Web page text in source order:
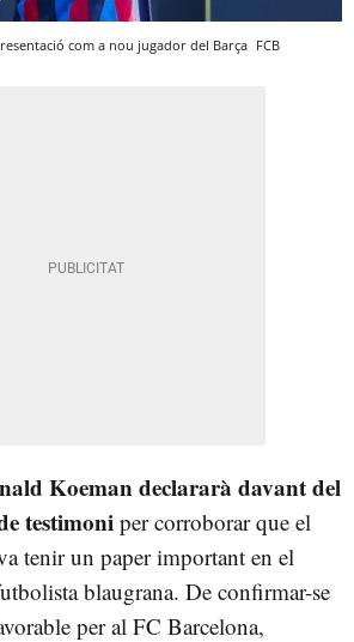
com a nou jugador del Barça FCB
Koeman declararà davant del
testimoni per corroborar que el
tenir un paper important en el
blaugrana. De confirmar-se
per al FC Barcelona,